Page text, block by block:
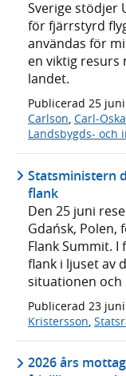
Sverige stödjer
för fjärrstyrd
användas för
en viktig resurs
landet.
Publicerad 25
Carlson, Carl-
Landsbygds-
Statsministern
flank
Den 25 juni
Gdańsk,
Flank Summit. I
flank i ljuset av
situationen och
Publicerad 23
Kristersson
2026 års